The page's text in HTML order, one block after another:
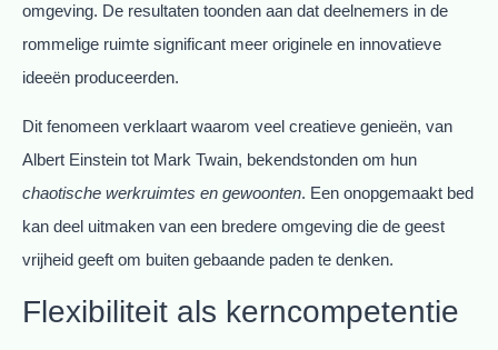
omgeving. De resultaten toonden aan dat deelnemers in de
rommelige ruimte significant meer originele en innovatieve
ideeën produceerden.
Dit fenomeen verklaart waarom veel creatieve genieën, van
Albert Einstein tot Mark Twain, bekendstonden om hun
chaotische werkruimtes en gewoonten. Een onopgemaakt bed
kan deel uitmaken van een bredere omgeving die de geest
vrijheid geeft om buiten gebaande paden te denken.
Flexibiliteit als kerncompetentie